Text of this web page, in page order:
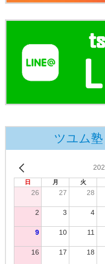
ツユム
日 月 火
26 27 28
2 3 4
9 10 11
16 17 18